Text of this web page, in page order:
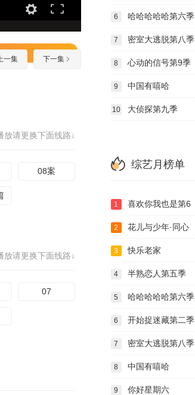
一集 下一集
放请更换下面线路↓
08案
放请更换下面线路↓
07
6 哈哈哈哈哈第六季
7 密室大逃脱第八季
8 心动的信号第9季
9 中国有嘻哈
10 大侦探第九季
综艺月榜单
1 喜欢你我也是第6
2 花儿与少年·同心
3 快乐老家
4 半熟恋人第五季
5 哈哈哈哈哈第六季
6 开始捉迷藏第二季
7 密室大逃脱第八季
8 中国有嘻哈
9 你好星期六